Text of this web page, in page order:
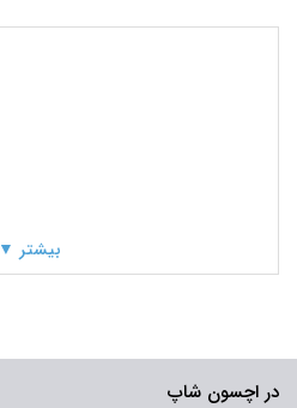
بیشتر ▼
در اچسون شاپ